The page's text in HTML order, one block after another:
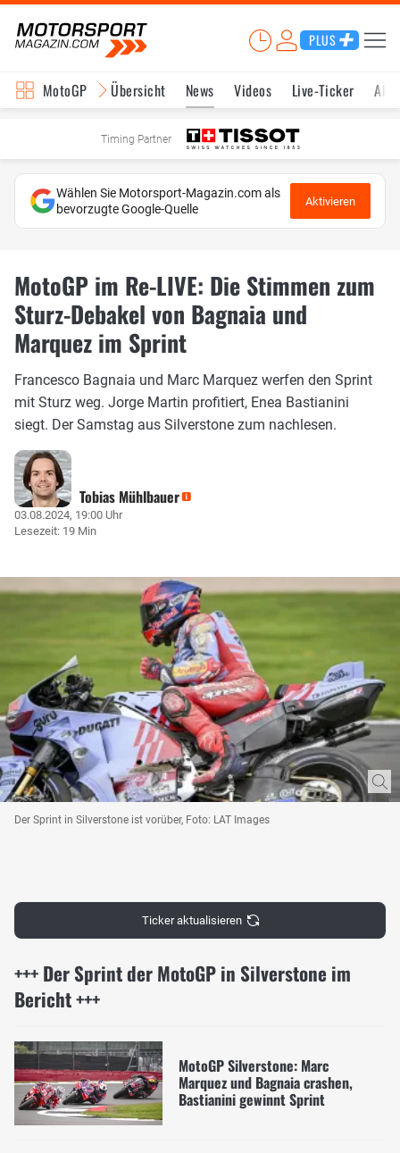
PLUS
MotoGP Übersicht News Videos Live-Ticker
Timing Partner
Wählen Sie Motorsport-Magazin.com als
bevorzugte Google-Quelle
Aktivieren
MotoGP im Re-LIVE: Die Stimmen zum
Sturz-Debakel von Bagnaia und
Marquez im Sprint
Francesco Bagnaia und Marc Marquez werfen den Sprint
mit Sturz weg. Jorge Martin profitiert, Enea Bastianini
siegt. Der Samstag aus Silverstone zum nachlesen.
Tobias Mühlbauer
03.08.2024, 19:00 Uhr
Lesezeit: 19 Min
Der Sprint in Silverstone ist vorüber, Foto: LAT Images
Ticker aktualisieren
+++ Der Sprint der MotoGP in Silverstone im
Bericht +++
MotoGP Silverstone: Marc
Marquez und Bagnaia crashen,
Bastianini gewinnt Sprint